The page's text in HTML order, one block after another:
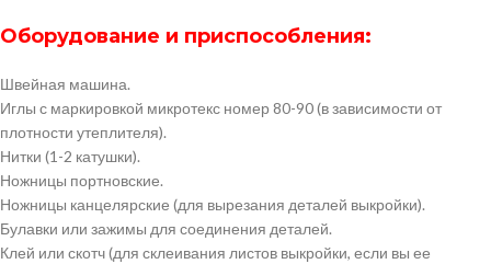
Оборудование и приспособления:
Швейная машина.
Иглы с маркировкой микротекс номер 80-90 (в зависимости от
плотности утеплителя).
Нитки (1-2 катушки).
Ножницы портновские.
Ножницы канцелярские (для вырезания деталей выкройки).
Булавки или зажимы для соединения деталей.
Клей или скотч (для склеивания листов выкройки, если вы ее